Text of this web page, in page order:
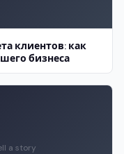
клиентов: как
бизнеса
a story